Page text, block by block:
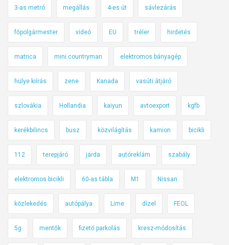
l
e
k
e
d
s
i
z
t
s
g
3-as metró megállás 4-es út sávlezárás
főpolgármester videó EU tréler hirdetés
matrica mini countryman elektromos bányagép
hülye kiírás zene Kanada vasúti átjáró
szlovákia Hollandia kaiyun avtoexport kgfb
kerékbilincs busz közvilágítás kamion bicikli
112 terepjáró járda autóreklám szabály
elektromos bicikli 60-as tábla M1 Nissan
közlekedés autópálya Lime dízel FEOL
5g mentők fizető parkolás kresz-módosítás